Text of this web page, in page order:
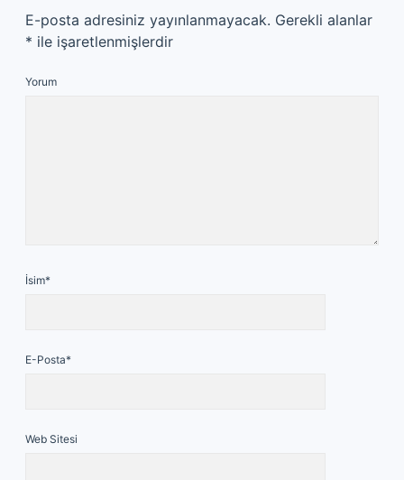
E-posta adresiniz yayınlanmayacak. Gerekli alanlar
* ile işaretlenmişlerdir
Yorum
İsim*
E-Posta*
Web Sitesi